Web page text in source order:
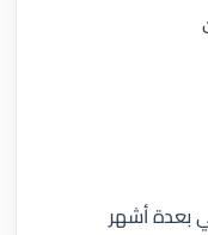
بعدة أشهر